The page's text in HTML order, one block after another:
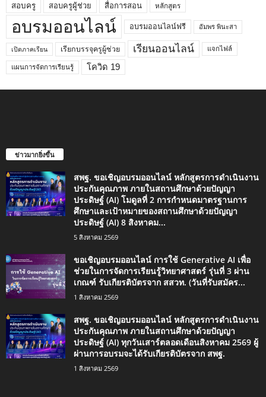
สอบครู สอบครูผู้ช่วย สื่อการสอน หลักสูตร
อบรมออนไลน์ อบรมออนไลน์ฟรี อัมพร พินะสา
เปิดภาคเรียน เรียกบรรจุครูผู้ช่วย เรียนออนไลน์ แจกไฟล์
แผนการจัดการเรียนรู้ โควิด 19
ข่าวมากยิ่งขึ้น
สพฐ. ขอเชิญอบรมออนไลน์ หลักสูตรการดำเนินงาน
ประกันคุณภาพ ภายในสถานศึกษาด้วยปัญญา
ประดิษฐ์ (AI) โมดูลที่ 2 การกำหนดมาตรฐานการ
ศึกษาและเป้าหมายของสถานศึกษาด้วยปัญญา
ประดิษฐ์ (AI) 8 สิงหาคม...
5 สิงหาคม 2569
ขอเชิญอบรมออนไลน์ การใช้ Generative AI เพื่อ
ช่วยในการจัดการเรียนรู้วิทยาศาสตร์ รุ่นที่ 3 ผ่าน
เกณฑ์ รับเกียรติบัตรจาก สสวท. (วันที่รับสมัคร...
1 สิงหาคม 2569
สพฐ. ขอเชิญอบรมออนไลน์ หลักสูตรการดำเนินงาน
ประกันคุณภาพ ภายในสถานศึกษาด้วยปัญญา
ประดิษฐ์ (AI) ทุกวันเสาร์ตลอดเดือนสิงหาคม 2569 ผู้
ผ่านการอบรมจะได้รับเกียรติบัตรจาก สพฐ.
1 สิงหาคม 2569